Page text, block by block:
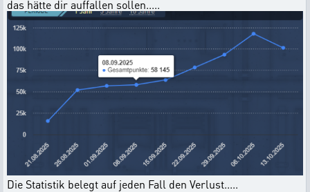
das hätte dir auffallen sollen.....
Die Statistik belegt auf jeden Fall den Verlust.....